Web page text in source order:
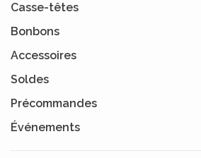
Casse-têtes
Bonbons
Accessoires
Soldes
Précommandes
Événements